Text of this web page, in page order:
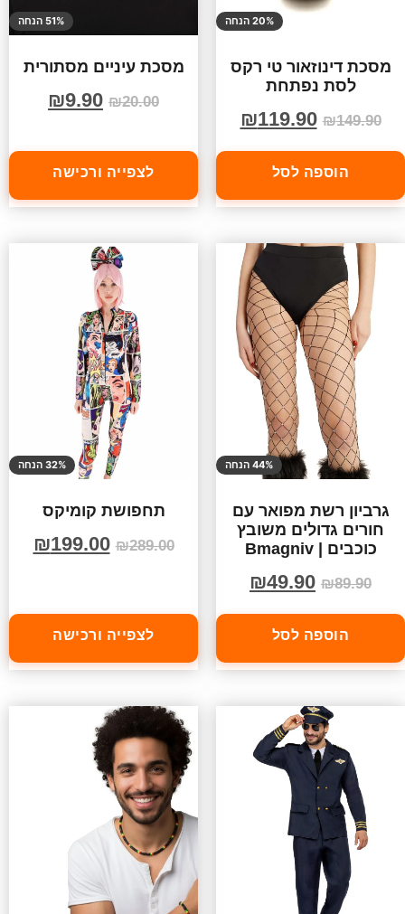
20% הנחה
מסכת דינוזאור טי רקס
לסת נפתחת
₪149.90
₪119.90
הוספה לסל
51% הנחה
מסכת עיניים מסתורית
₪20.00
₪9.90
לצפייה ורכישה
44% הנחה
גרביון רשת מפואר עם
חורים גדולים משובץ
כוכבים | Bmagniv
₪89.90
₪49.90
הוספה לסל
32% הנחה
תחפושת קומיקס
₪289.00
₪199.00
לצפייה ורכישה